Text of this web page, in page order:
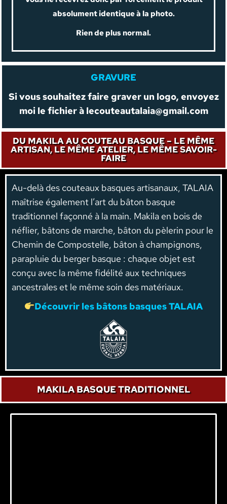
absolument identique à la photo.
Rien de plus normal.
GRAVURE
Si vous souhaitez faire graver un logo, envoyez
moi le fichier à lecouteautalaia@gmail.com
DU MAKILA AU COUTEAU BASQUE – LE MÊME
ARTISAN, LE MÊME ATELIER, LE MÊME SAVOIR-
FAIRE
Au-delà des couteaux basques artisanaux, TALAIA
maîtrise également l’art du bâton basque
traditionnel façonné à la main. Makila en bois de
néflier, bâtons de marche, bâton du pèlerin pour le
Chemin de Compostelle, bâton à champignons,
parapluie du berger basque : chaque objet est
conçu avec la même fidélité aux techniques
ancestrales et le même soin des matériaux.
Découvrir les bâtons basques TALAIA
MAKILA BASQUE TRADITIONNEL